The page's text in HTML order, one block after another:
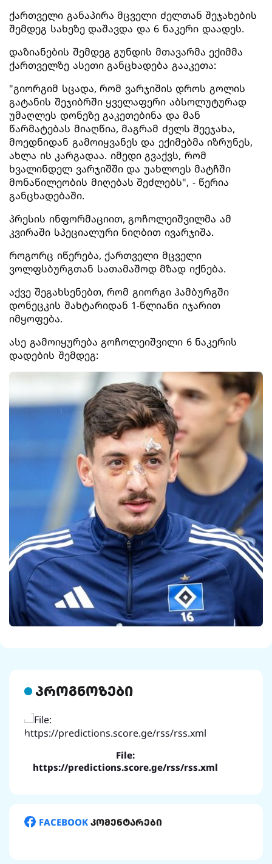
ქართველი განაპირა მცველი ძელთან შეჯახების
შემდეგ სახეზე დაშავდა და 6 ნაკერი დაადეს.
დაზიანების შემდეგ გუნდის მთავარმა ექიმმა
ქართველზე ასეთი განცხადება გააკეთა:
"გიორგიმ სცადა, რომ ვარჯიშის დროს გოლის
გატანის შეჯიბრში ყველაფერი აბსოლუტურად
უმაღლეს დონეზე გაკეთებინა და მან
წარმატებას მიაღწია, მაგრამ ძელს შეეჯახა,
მოედნიდან გამოიყვანეს და ექიმებმა იზრუნეს,
ახლა ის კარგადაა. იმედი გვაქვს, რომ
ხვალინდელ ვარჯიშში და უახლოეს მატჩში
მონაწილეობის მიღებას შეძლებს", - წერია
განცხადებაში.
პრესის ინფორმაციით, გოჩოლეიშვილმა ამ
კვირაში სპეციალური ნიღბით ივარჯიშა.
როგორც იწერება, ქართველი მცველი
ვოლფსბურგთან სათამაშოდ მზად იქნება.
აქვე შეგახსენებთ, რომ გიორგი ჰამბურგში
დონეცკის შახტარიდან 1-წლიანი იჯარით
იმყოფება.
ასე გამოიყურება გოჩოლეიშვილი 6 ნაკერის
დადების შემდეგ:
პროგნოზები
File:
https://predictions.score.ge/rss/rss.xml
FACEBOOK კომენტარები